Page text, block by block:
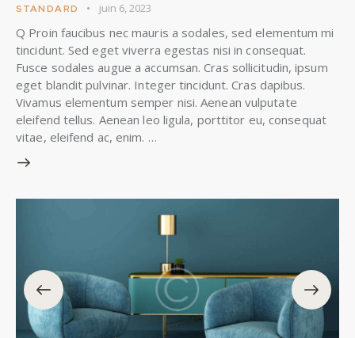
STANDARD juin 6, 2023
Q Proin faucibus nec mauris a sodales, sed elementum mi
tincidunt. Sed eget viverra egestas nisi in consequat.
Fusce sodales augue a accumsan. Cras sollicitudin, ipsum
eget blandit pulvinar. Integer tincidunt. Cras dapibus.
Vivamus elementum semper nisi. Aenean vulputate
eleifend tellus. Aenean leo ligula, porttitor eu, consequat
vitae, eleifend ac, enim. …